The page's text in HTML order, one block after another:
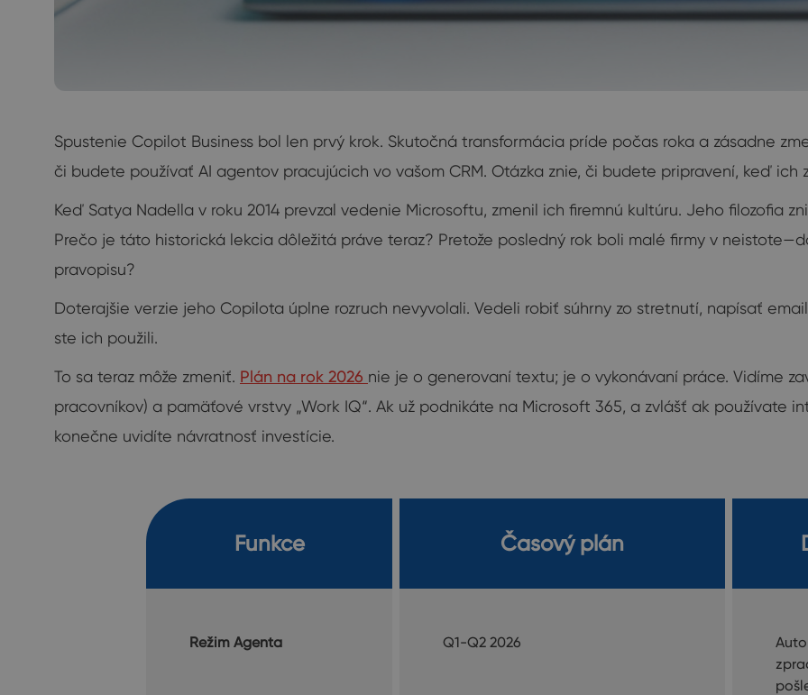
Spustenie Copilot Business bol len prvý krok. Skutočná transformácia príde počas roka a zásadne
či budete používať AI agentov pracujúcich vo vašom CRM. Otázka znie, či budete pripravení, keď ich
Keď Satya Nadella v roku 2014 prevzal vedenie Microsoftu, zmenil ich firemnú kultúru. Jeho filozofia
Prečo je táto historická lekcia dôležitá práve teraz? Pretože posledný rok boli malé firmy v
pravopisu?
Doterajšie verzie jeho Copilota úplne rozruch nevyvolali. Vedeli robiť súhrny zo stretnutí, napísať
ste ich použili.
To sa teraz môže zmeniť. Plán na rok 2026 nie je o generovaní textu; je o vykonávaní práce. Vidíme
pracovníkov) a pamäťové vrstvy „Work IQ“. Ak už podnikáte na Microsoft 365, a zvlášť ak používate
konečne uvidíte návratnosť investície.
Funkce Časový plán
Režim Agenta Q1-Q2 2026